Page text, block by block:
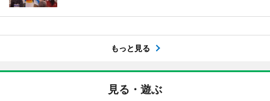
もっと見る
見る・遊ぶ